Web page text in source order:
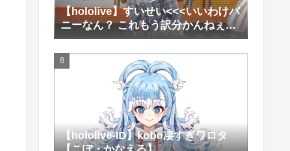
【hololive】すいせい<<<いいわけバ
ニーなん？ これもう訳分かんねぇな
【星街すいせい/兎田ぺこら】
【hololive-ID】kobo凄すぎワロタ